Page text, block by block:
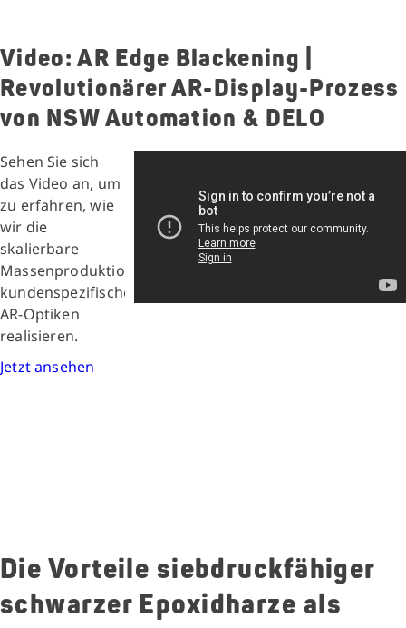
Video: AR Edge Blackening |
Revolutionärer AR-Display-Prozess
von NSW Automation & DELO
Sehen Sie sich
das Video an, um
zu erfahren, wie
wir die
skalierbare
Massenproduktion
kundenspezifischer
AR-Optiken
realisieren.
Jetzt ansehen
Die Vorteile siebdruckfähiger
schwarzer Epoxidharze als